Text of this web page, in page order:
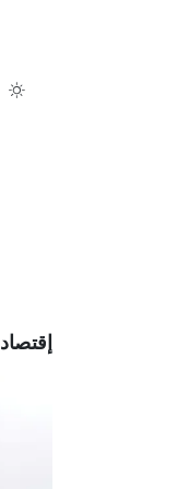
إقتصاد